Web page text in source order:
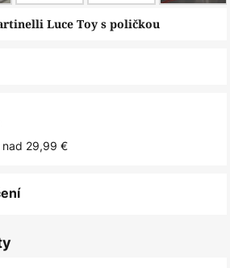
Luce Toy s poličkou
nad 29,99 €